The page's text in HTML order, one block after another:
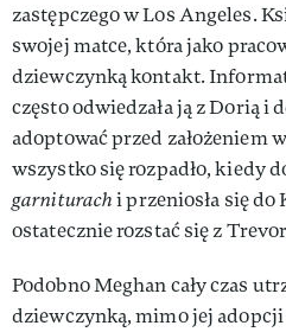
zastępczego w Los Angeles.
swojej matce, która jako
dziewczynką kontakt.
często odwiedzała ją z Dorią i
adoptować przed założeniem
wszystko się rozpadło, kiedy
garniturachi przeniosła się do
ostatecznie rozstać się z
Podobno Meghan cały czas
dziewczynką, mimo jej